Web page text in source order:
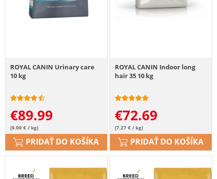
ROYAL CANIN Urinary care
10 kg
€89.99
(9.00 € / kg)
PRIDAŤ DO KOŠÍKA
ROYAL CANIN Indoor long
hair 35 10 kg
€72.69
(7.27 € / kg)
PRIDAŤ DO KOŠÍKA